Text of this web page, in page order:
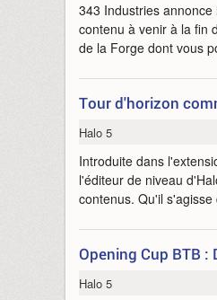
343 Industries
contenu à venir à la fin
de la Forge dont vous
Tour d'horizon
Halo 5
Introduite dans
l'éditeur de niveau
contenus. Qu'il
Opening Cup BTB
Halo 5